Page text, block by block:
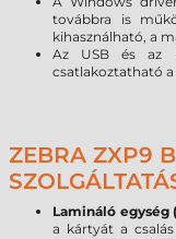
továbbra is
kihasználható, a
Az USB és az
csatlakoztatható a
ZEBRA ZXP9
Lamináló egység
a kártyát a